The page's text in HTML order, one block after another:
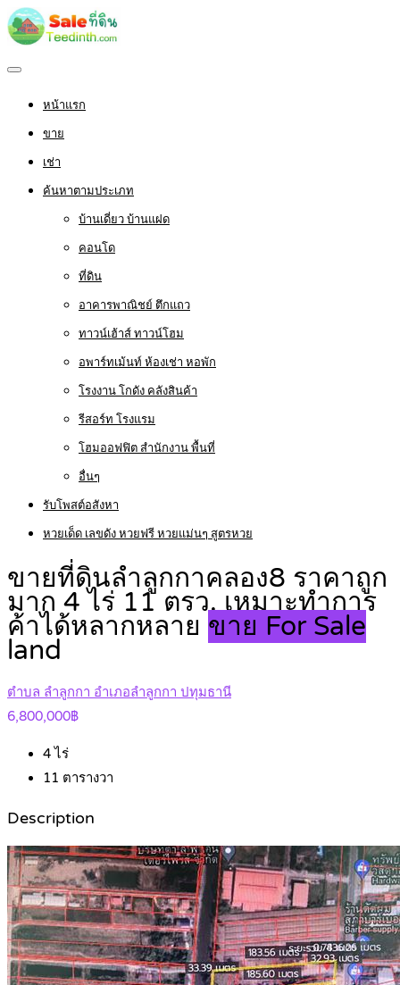
หน้าแรก
ขาย
เช่า
ค้นหาตามประเภท
บ้านเดี่ยว บ้านแฝด
คอนโด
ที่ดิน
อาคารพาณิชย์ ตึกแถว
ทาวน์เฮ้าส์ ทาวน์โฮม
อพาร์ทเม้นท์ ห้องเช่า หอพัก
โรงงาน โกดัง คลังสินค้า
รีสอร์ท โรงแรม
โฮมออฟฟิต สำนักงาน พื้นที่
อื่นๆ
รับโพสต์อสังหา
หวยเด็ด เลขดัง หวยฟรี หวยแม่นๆ สูตรหวย
ขายที่ดินลำลูกกาคลอง8 ราคาถูก
มาก 4 ไร่ 11 ตรว. เหมาะทำการ
ค้าได้หลากหลาย ขาย For Sale
land
ตำบล ลำลูกกา อำเภอลำลูกกา ปทุมธานี
6,800,000฿
4ไร่
11 ตารางวา
Description